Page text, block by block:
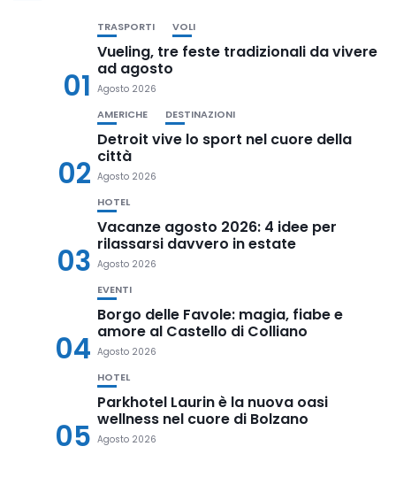
01
TRASPORTI VOLI
Vueling, tre feste tradizionali da vivere
ad agosto
Agosto 2026
02
AMERICHE DESTINAZIONI
Detroit vive lo sport nel cuore della
città
Agosto 2026
03
HOTEL
Vacanze agosto 2026: 4 idee per
rilassarsi davvero in estate
Agosto 2026
04
EVENTI
Borgo delle Favole: magia, fiabe e
amore al Castello di Colliano
Agosto 2026
05
HOTEL
Parkhotel Laurin è la nuova oasi
wellness nel cuore di Bolzano
Agosto 2026